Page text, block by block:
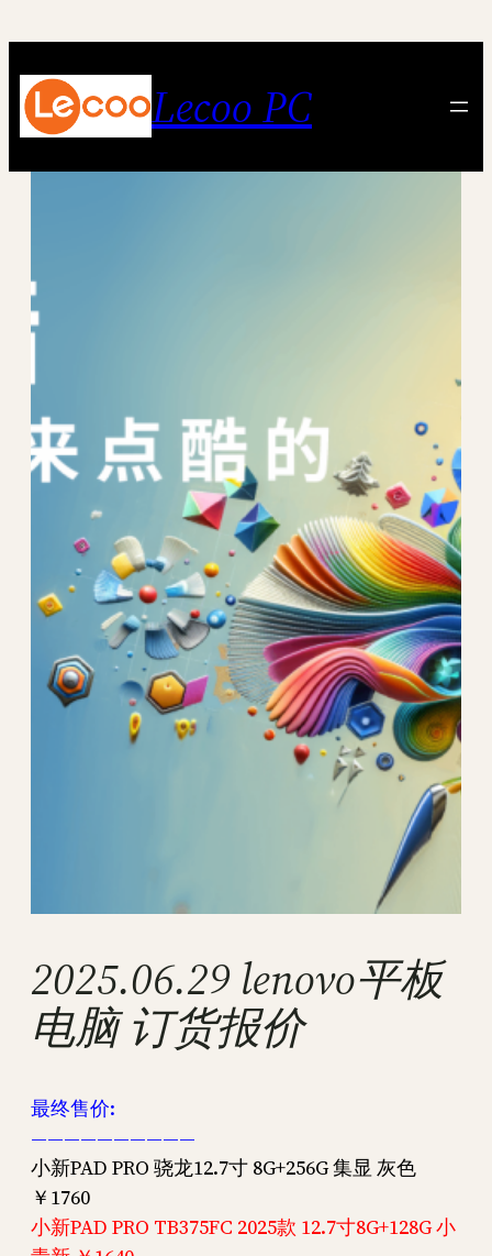
内
容
Lecoo PC
2025.06.29 lenovo平板
电脑 订货报价
最终售价:
——————————
小新PAD PRO 骁龙12.7寸 8G+256G 集显 灰色
￥1760
小新PAD PRO TB375FC 2025款 12.7寸8G+128G 小